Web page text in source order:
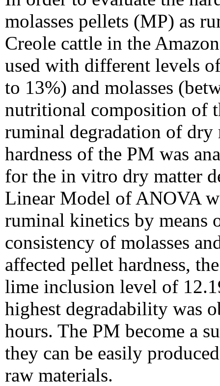
molasses pellets (MP) as
Creole cattle in the
used with different levels
to 13%) and molasses
nutritional composition of
ruminal degradation of dry
hardness of the PM was
for the in vitro dry matter
Linear Model of ANOVA
ruminal kinetics by means
consistency of molasses
affected pellet hardness,
lime inclusion level of
highest degradability was
hours. The PM become a
they can be easily
raw materials.